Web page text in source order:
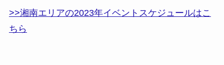
>>湘南エリアの2023年イベントスケジュールはこ
ちら